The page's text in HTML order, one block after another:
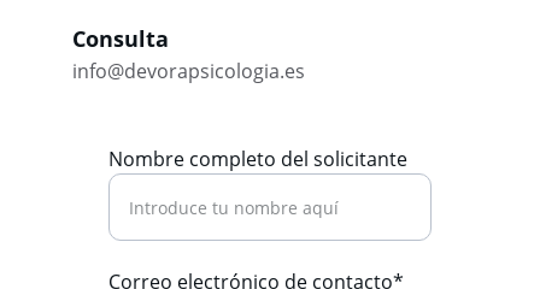
Consulta
info@devorapsicologia.es
Nombre completo del solicitante
Correo electrónico de contacto*